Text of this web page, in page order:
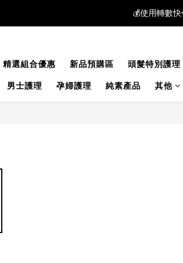
💰使用轉數
💰使用轉數
新註冊會員
💰使用轉數
精選組合優惠 新品預購區 頭髮特別護理
男士護理 孕婦護理 純素產品 其他